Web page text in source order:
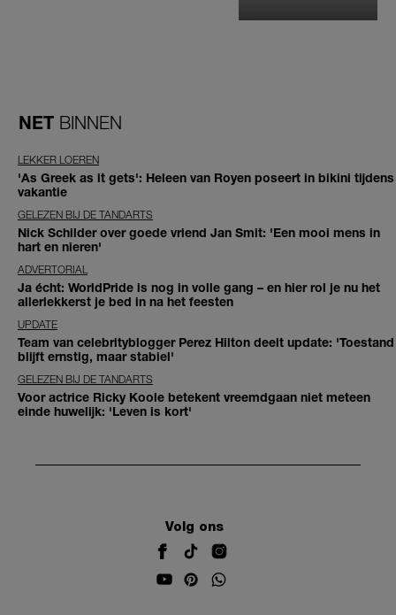
NET BINNEN
LEKKER LOEREN
'As Greek as it gets': Heleen van Royen poseert in bikini tijdens
vakantie
GELEZEN BIJ DE TANDARTS
Nick Schilder over goede vriend Jan Smit: 'Een mooi mens in
hart en nieren'
ADVERTORIAL
Ja écht: WorldPride is nog in volle gang – en hier rol je nu het
allerlekkerst je bed in na het feesten
UPDATE
Team van celebrityblogger Perez Hilton deelt update: 'Toestand
blijft ernstig, maar stabiel'
GELEZEN BIJ DE TANDARTS
Voor actrice Ricky Koole betekent vreemdgaan niet meteen
einde huwelijk: 'Leven is kort'
Volg ons